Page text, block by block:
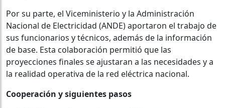
Por su parte, el Viceministerio y la Administración
Nacional de Electricidad (ANDE) aportaron el trabajo de
sus funcionarios y técnicos, además de la información
de base. Esta colaboración permitió que las
proyecciones finales se ajustaran a las necesidades y a
la realidad operativa de la red eléctrica nacional.
Cooperación y siguientes pasos